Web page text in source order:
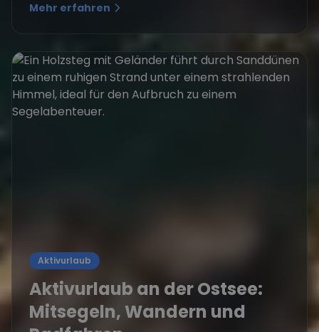
Mehr erfahren
Aktivurlaub
Aktivurlaub an der Ostsee:
Mitsegeln, Wandern und